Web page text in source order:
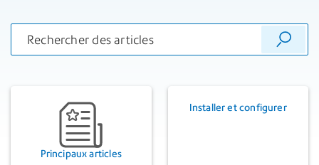
Principaux articles
Installer et configurer